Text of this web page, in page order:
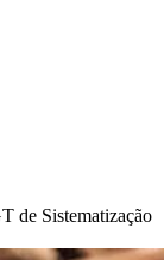
de Sistematização